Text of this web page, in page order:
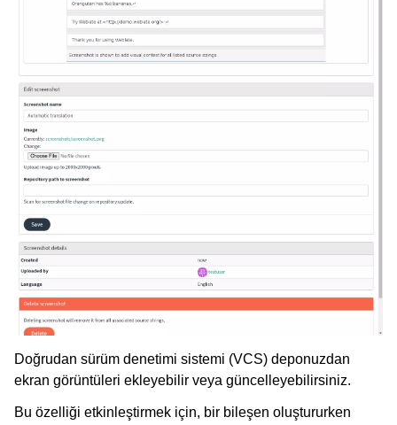
Doğrudan sürüm denetimi sistemi (VCS) deponuzdan
ekran görüntüleri ekleyebilir veya güncelleyebilirsiniz.
Bu özelliği etkinleştirmek için, bir bileşen oluştururken